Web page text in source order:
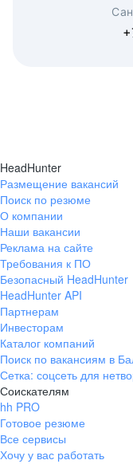
HeadHunter
Размещение вакансий
Поиск по резюме
О компании
Наши вакансии
Реклама на сайте
Требования к ПО
Безопасный HeadHunter
HeadHunter API
Партнерам
Инвесторам
Каталог компаний
Поиск по вакансиям в
Сетка: соцсеть для
Соискателям
hh PRO
Готовое резюме
Все сервисы
Хочу у вас работать